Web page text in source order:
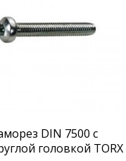
DIN 7500 с
головкой TORX